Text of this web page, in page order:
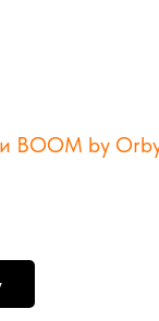
BOOM by